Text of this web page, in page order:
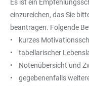
Es ist ein
einzureichen, das Sie
beantragen. Folgende
• kurzes
• tabellarischer
• Notenübersicht und
• gegebenenfalls